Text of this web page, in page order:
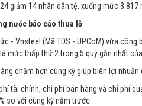
giảm 14 nhân dân tệ, xuống mức 3.817
nước báo cáo thua lỗ
- Vnsteel (Mã TDS - UPCoM) vừa
mức thấp thứ 2 trong 5 quý gần nhất
chậm hơn cùng kỳ giúp biên lợi
tài chính, chi phí bán hàng và chi phí
so với cùng kỳ năm trước.